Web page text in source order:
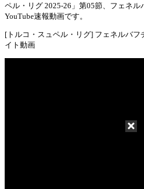
ペル・リグ 2025-26」第05節、フェネ
YouTube速報動画です。
[トルコ・スュペル・リグ] フェネルバフ
イト動画